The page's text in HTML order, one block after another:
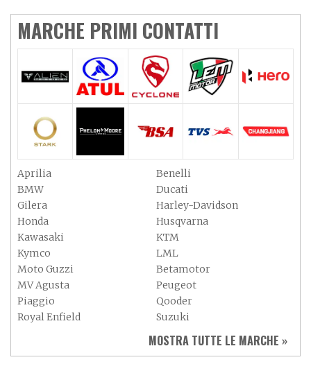
MARCHE PRIMI CONTATTI
Aprilia
Benelli
BMW
Ducati
Gilera
Harley-Davidson
Honda
Husqvarna
Kawasaki
KTM
Kymco
LML
Moto Guzzi
Betamotor
MV Agusta
Peugeot
Piaggio
Qooder
Royal Enfield
Suzuki
Yamaha
MOSTRA TUTTE LE MARCHE »